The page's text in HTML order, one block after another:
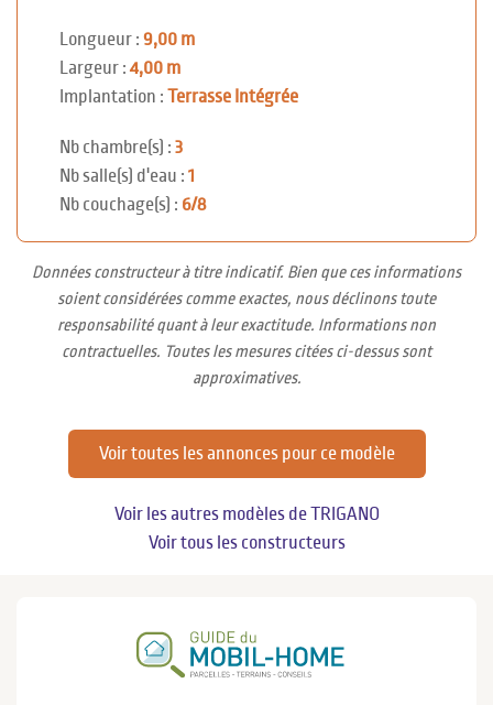
Longueur : 9,00 m
Largeur : 4,00 m
Implantation : Terrasse Intégrée
Nb chambre(s) : 3
Nb salle(s) d'eau : 1
Nb couchage(s) : 6/8
Données constructeur à titre indicatif. Bien que ces informations
soient considérées comme exactes, nous déclinons toute
responsabilité quant à leur exactitude. Informations non
contractuelles. Toutes les mesures citées ci-dessus sont
approximatives.
Voir toutes les annonces pour ce modèle
Voir les autres modèles de TRIGANO
Voir tous les constructeurs